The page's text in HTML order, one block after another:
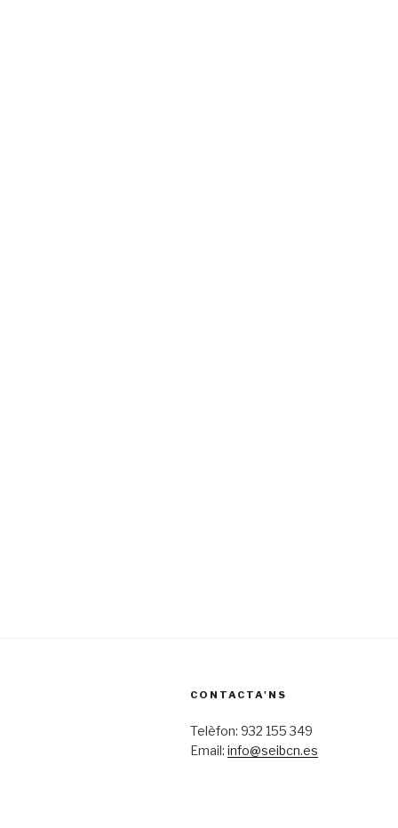
CONTACTA'NS
Telèfon: 932 155 349
Email: info@seibcn.es